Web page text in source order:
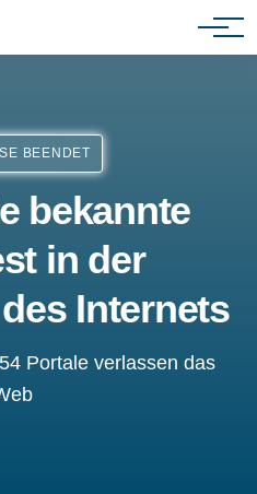
BEENDET
bekannte
in der
Internets
Portale verlassen das